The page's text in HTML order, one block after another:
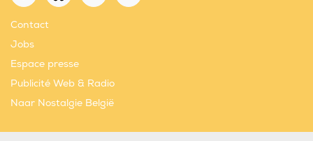
Contact
Jobs
Espace presse
Publicité Web & Radio
Naar Nostalgie België